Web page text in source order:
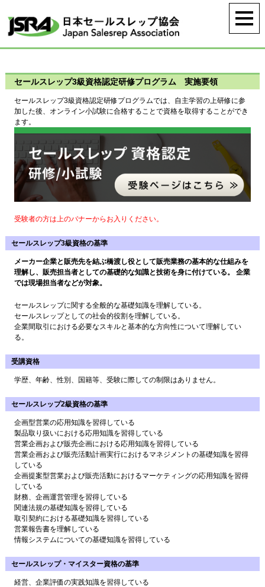
セールスレップ3級資格認定研修プログラム 実施要領
セールスレップ3級資格認定研修プログラムでは、自主学習の上研修に参
加した後、オンライン小試験に合格することで資格を取得することができ
ます。
受験者の方は上のバナーからお入りください。
セールスレップ3級資格の基準
メーカー企業と販売先を結ぶ橋渡し役として販売業務の基本的な仕組みを
理解し、販売担当者としての基礎的な知識と技術を身に付けている。 企業
では現場担当者などが対象。
セールスレップに関する全般的な基礎知識を理解している。
セールスレップとしての社会的役割を理解している。
企業間取引における必要なスキルと基本的な方向性について理解してい
る。
受講資格
学歴、年齢、性別、国籍等、受験に際しての制限はありません。
セールスレップ2級資格の基準
企画型営業の応用知識を習得している
製品取り扱いにおける応用知識を習得している
営業企画および販売企画における応用知識を習得している
営業企画および販売活動計画実行におけるマネジメントの基礎知識を習得
している
企画提案型営業および販売活動におけるマーケティングの応用知識を習得
している
財務、企画運営管理を習得している
関連法規の基礎知識を習得している
取引契約における基礎知識を習得している
営業報告書を理解している
情報システムについての基礎知識を習得している
セールスレップ・マイスター資格の基準
経営、企業評価の実践知識を習得している